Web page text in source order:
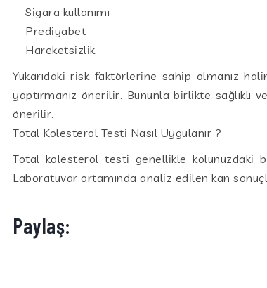
Sigara kullanımı
Prediyabet
Hareketsizlik
Yukarıdaki risk faktörlerine sahip olmanız
yaptırmanız önerilir. Bununla birlikte
önerilir.
Total Kolesterol Testi Nasıl Uygulanır ?
Total kolesterol testi genellikle kolunuzdaki
Laboratuvar ortamında analiz edilen kan
Paylaş: